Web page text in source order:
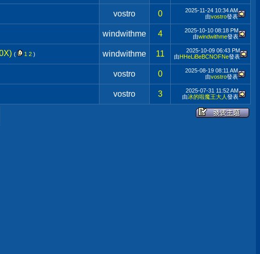
vostro 0 2025-11-24 10:34 AM
由vostro發表
windwithme 4 2025-10-10 08:18 PM
由windwithme發表
( 1 2 ) windwithme 11 2025-10-09 06:43 PM
由HHeLiBeBCNOFNe發表
vostro 0 2025-08-19 08:11 AM
由vostro發表
vostro 3 2025-07-31 11:52 AM
由冰的啦魔王大人 發表